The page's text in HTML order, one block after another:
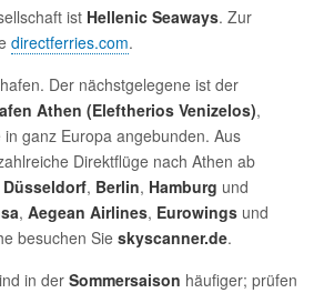
ist Hellenic Seaways. Zur
directferries.com.
Der nächstgelegene ist der
Athen (Eleftherios Venizelos),
ganz Europa angebunden. Aus
Direktflüge nach Athen ab
Düsseldorf, Berlin, Hamburg und
, Aegean Airlines, Eurowings und
besuchen Sie skyscanner.de.
in der Sommersaison häufiger; prüfen